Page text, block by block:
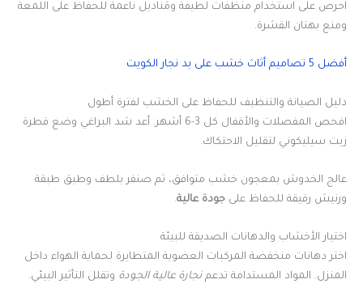
احرص على استخدام منظفات لطيفة ومَناديل ناعمة للحفاظ على اللمعة
ومنع بهتان القشرة.
أفضل 5 تصاميم أثاث خشب على يد نجار الكويت
دليل الصيانة والتنظيف للحفاظ على الخشب لفترة أطول
افحص المفصلات والأقفال كل 3-6 أشهر. أعد شد البراغي وضع قطرة
زيت سيليكوني لتقليل الاحتكاك.
عالج الخدوش بمعجون خشب متوافق، ثم صنفر بلطف وطبق طبقة
ورنيش رقيقة للحفاظ على جودة عالية.
اختيار الأخشاب والدهانات الصديقة للبيئة
اختر دهانات منخفضة المركبات العضوية المتطايرة لحماية الهواء داخل
المنزل. المواد المستدامة تدعمنجارة عالية الجودة وتقلل التأثير البيئي.